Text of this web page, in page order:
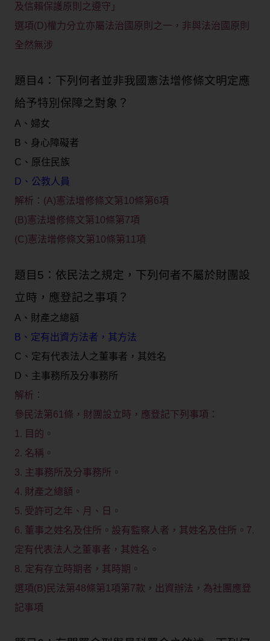
及信賴保護原則之遵守」
選項(D)權力分立亦屬法治國原則之一，非與法治國原則
全然無涉
題目4：下列何者並非我國憲法增修條文明定應
給予特別保障之對象？
A、婦女
B、身心障礙者
C、原住民族
D、公教人員
解析：(A)憲法增修條文第10條第6項
(B)憲法增修條文第10條第7項
(C)憲法增修條文第10條第11項
題目5：依民法之規定，下列何者不屬於財團設
立時，應登記之事項？
A、財產之總額
B、定有出資方法者，其方法
C、定有代表法人之董事者，其姓名
D、主事務所及分事務所
解析：
參民法第61條，財團設立時，應登記下列事項：
1. 目的。
2. 名稱。
3. 主事務所及分事務所。
4. 財產之總額。
5. 受許可之年、月、日。
6. 董事之姓名及住所。設有監察人者，其姓名及住所。7.
定有代表法人之董事者，其姓名。
8. 定有存立時期者，其時期。
選項(B)民法第48條第1項第7款，出資辦法，為社團應登
記事項